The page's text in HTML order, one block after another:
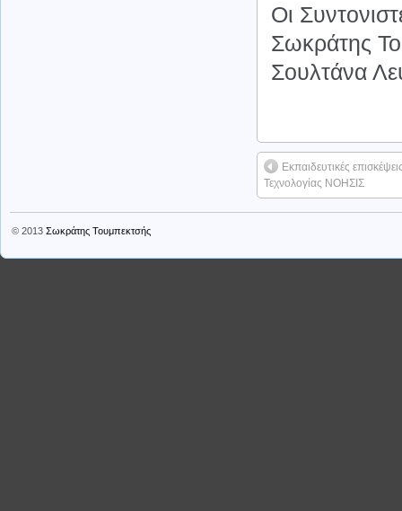
Οι
Σωκράτης
Σουλτάνα
Εκπαιδευτικές
Τεχνολογίας ΝΟΗΣΙΣ
© 2013 Σωκράτης Τουμπεκτσής